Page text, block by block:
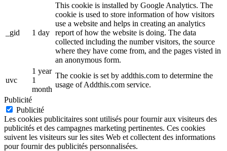
_gid 1 day
This cookie is installed by Google Analytics. The
cookie is used to store information of how visitors
use a website and helps in creating an analytics
report of how the website is doing. The data
collected including the number visitors, the source
where they have come from, and the pages visted in
an anonymous form.
uvc
1 year
1
month
The cookie is set by addthis.com to determine the
usage of Addthis.com service.
Publicité
Publicité
Les cookies publicitaires sont utilisés pour fournir aux visiteurs des
publicités et des campagnes marketing pertinentes. Ces cookies
suivent les visiteurs sur les sites Web et collectent des informations
pour fournir des publicités personnalisées.